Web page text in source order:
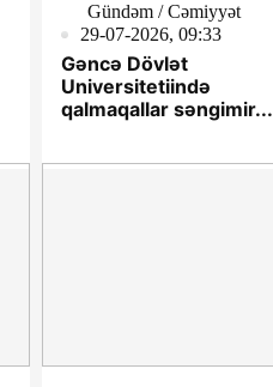
Gündəm / Cəmiyyət
29-07-2026, 09:33
Gəncə Dövlət
Universitetiində
qalmaqallar səngimir...